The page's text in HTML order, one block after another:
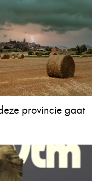
provincie gaat